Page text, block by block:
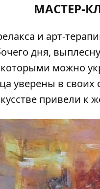
МАСТЕР-
и арт-
дня,
можно
уверены в
привели к